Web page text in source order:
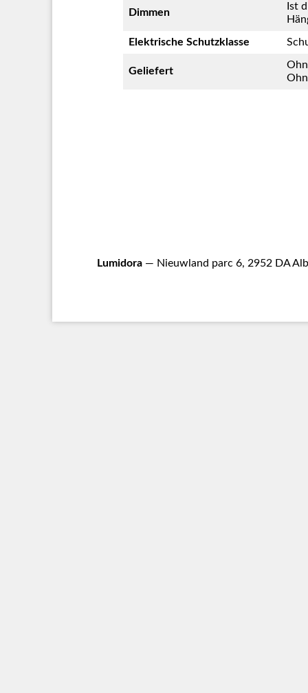
Dimmen
Ist
Elektrische Schutzklasse
Geliefert
Lumidora — Nieuwland parc 6, 2952 DA